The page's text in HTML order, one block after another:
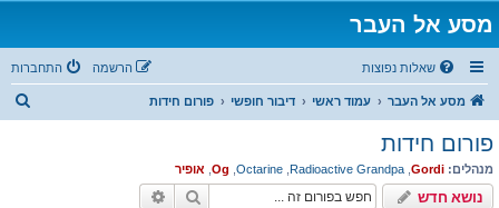
מסע אל העבר
שאלות נפוצות התחברות הרשמה
מסע אל העבר עמוד ראשי דיבור חופשי פורום חידות
ח
פורום חידות
מנהלים: Gordi
,
Radioactive Grandpa
,
Octarine
,
Og
, אופיר
נושא חדש חיפוש